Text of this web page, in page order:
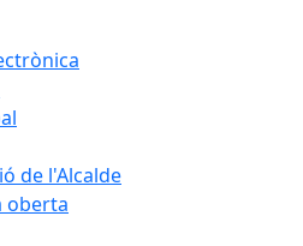
de l'Alcalde
oberta